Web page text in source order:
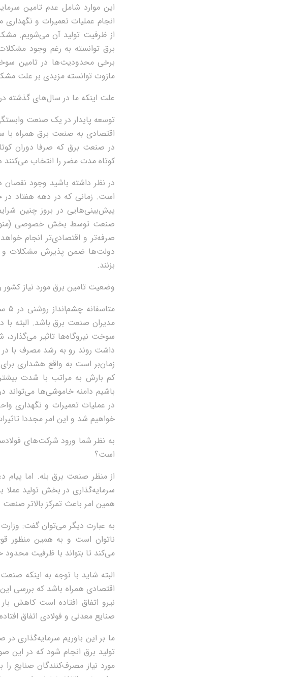
این موارد شامل عدم تامین
انجام عملیات تعمیرات و
از ظرفیت تولید آن می‌شویم.
برق توانسته به رغم وجود
برخی محدودیت‌ها در تامین
مازوت توانسته مزیدی بر علت
علت اینکه ما در سال‌های گذشته
توسعه پایدار در یک صنعت
اقتصادی به صنعت برق همراه
در صنعت برق که صرفا دوران
کوتاه مدت مضر را انتخاب
در نظر داشته باشید وجود نقصان
است. زمانی که در دهه
پیش‌بینی‌هایی در بروز چنین
صنعت توسط بخش خصوصی (منوط
صرفه‌تر و اقتصادی‌تر انجام
دولت‌ها ضمن پذیرش مشکلات و
بزنند.
وضعیت تامین برق مورد نیاز کشور
مدیران صنعت برق باشد. البته
سوخت نیروگاه‌ها تاثیر
داشت روند رو به رشد مصرف با
زمان‌بر است به واقع هشداری
کم بارش به مراتب با شدت
باشیم دامنه خاموشی‌ها می‌تواند
در عملیات تعمیرات و نگهداری
خواهیم شد و این امر مجددا
به نظر شما ورود شرکت‌های
است؟
از منظر صنعت برق بله. اما
سرمایه‌گذاری در بخش تولید عملا
همین امر باعث تمرکز بالاتر
به عبارت دیگر می‌توان گفت: وزارت
ناتوان است و به همین منظور
می‌کند تا بتواند با ظرفیت محدود
البته شاید با توجه به اینکه
اقتصادی همراه باشد که بررسی
نیرو اتفاق افتاده است کاهش
صنایع معدنی و فولادی اتفاق
ما بر این باوریم
تولید برق انجام شود که در این
مورد نیاز مصرف‌کنندگان صنایع